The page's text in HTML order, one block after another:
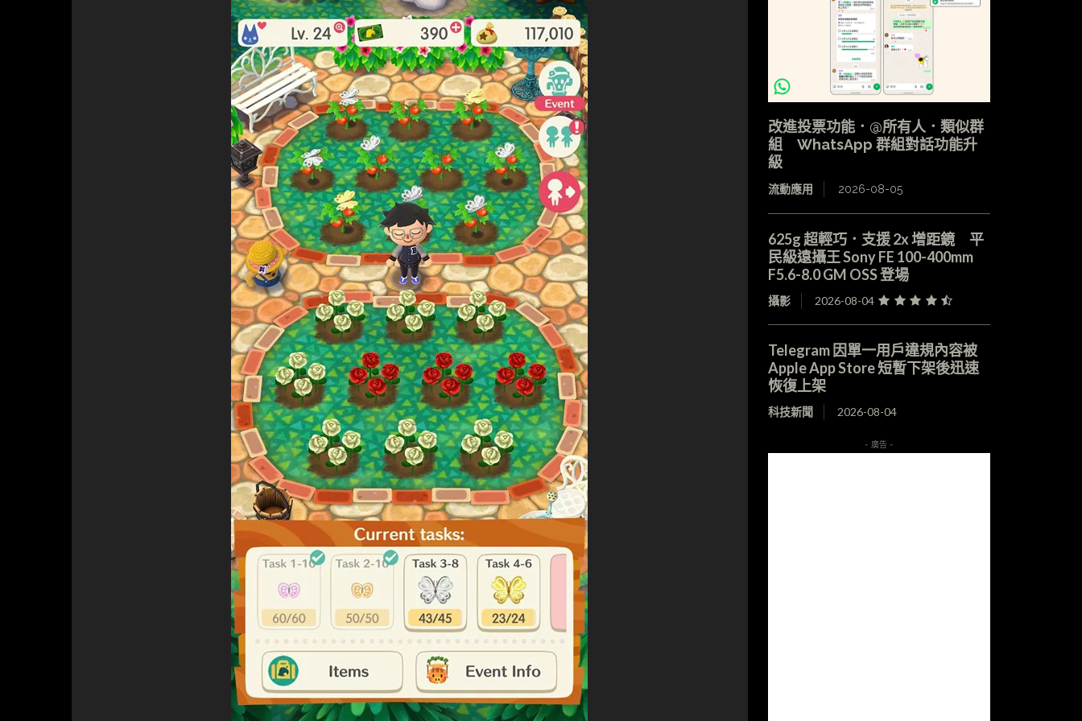
改進投票功能．@所有人．類似群
組 WhatsApp 群組對話功能升
級
流動應用 2026-08-05
625g 超輕巧．支援 2x 增距鏡 平
民級遠攝王 Sony FE 100-400mm
F5.6-8.0 GM OSS 登場
攝影 2026-08-04
Telegram 因單一用戶違規內容被
Apple App Store 短暫下架後迅速
恢復上架
科技新聞 2026-08-04
- 廣告 -